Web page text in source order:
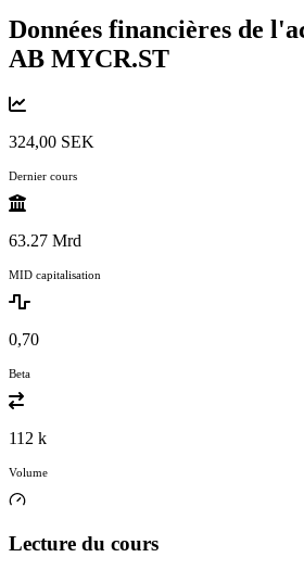
Données financières de
AB MYCR.ST
324,00 SEK
Dernier cours
63.27 Mrd
MID capitalisation
0,70
Beta
112 k
Volume
Lecture du cours